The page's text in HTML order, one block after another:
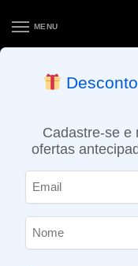
MENU
Toranja
Cadastre-se e
ofertas